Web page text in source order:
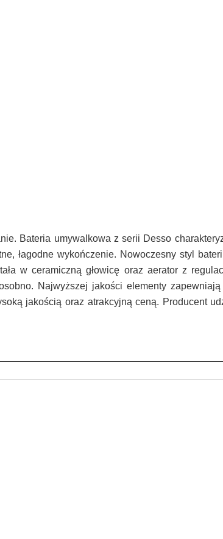
Bateria umywalkowa z serii Desso
łagodne wykończenie. Nowoczesny styl
w ceramiczną głowicę oraz aerator z
Najwyższej jakości elementy zapewniają
jakością oraz atrakcyjną ceną. Producent